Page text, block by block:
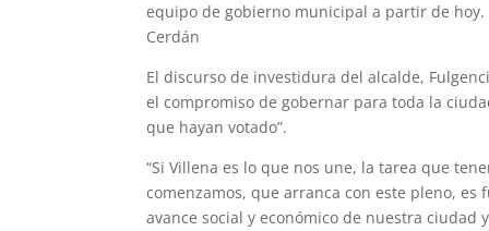
equipo de gobierno municipal a partir de
Cerdán
El discurso de investidura del alcalde,
el compromiso de gobernar para toda la
que hayan votado”.
“Si Villena es lo que nos une, la tarea que
comenzamos, que arranca con este pleno,
avance social y económico de nuestra